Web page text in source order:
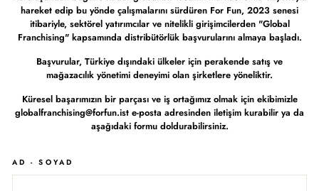
hareket edip bu yönde çalışmalarını sürdüren For Fun, 2023 senesi
itibariyle, sektörel yatırımcılar ve nitelikli girişimcilerden "Global
Franchising" kapsamında distribütörlük başvurularını almaya başladı.
Başvurular, Türkiye dışındaki ülkeler için perakende satış ve
mağazacılık yönetimi deneyimi olan şirketlere yöneliktir.
Küresel başarımızın bir parçası ve iş ortağımız olmak için ekibimizle
globalfranchising@forfun.ist e-posta adresinden iletişim kurabilir ya da
aşağıdaki formu doldurabilirsiniz.
AD - SOYAD